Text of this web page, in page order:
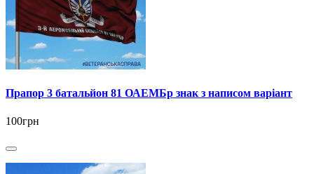
Прапор 3 батальйон 81 ОАЕМБр знак з написом варіант
100грн